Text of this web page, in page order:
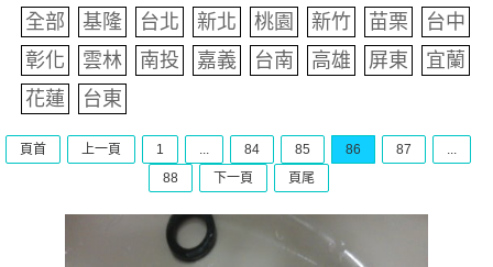
全部 基隆 台北 新北 桃園 新竹 苗栗
台中
彰化
雲林 南投 嘉義 台南 高雄 屏東
宜蘭
花蓮
台東
頁首 上一頁 1 ... 84 85 86 87
...
88
下一頁 頁尾